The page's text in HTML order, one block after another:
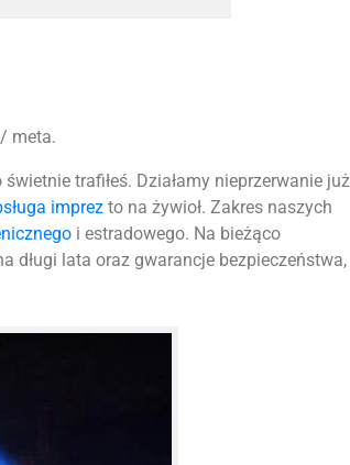
meta.
trafiłeś. Działamy nieprzerwanie już
imprez to na żywioł. Zakres naszych
i estradowego. Na bieżąco
długi lata oraz gwarancje bezpieczeństwa,